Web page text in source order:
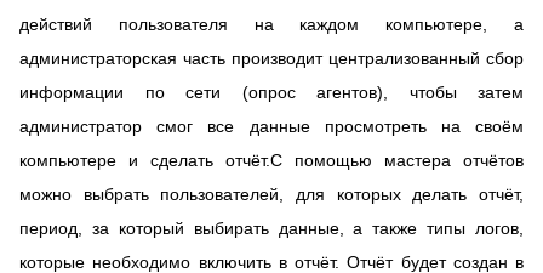
действий пользователя на каждом компьютере, а
администраторская часть производит централизованный сбор
информации по сети (опрос агентов), чтобы затем
администратор смог все данные просмотреть на своём
компьютере и сделать отчёт.С помощью мастера отчётов
можно выбрать пользователей, для которых делать отчёт,
период, за который выбирать данные, а также типы логов,
которые необходимо включить в отчёт. Отчёт будет создан в